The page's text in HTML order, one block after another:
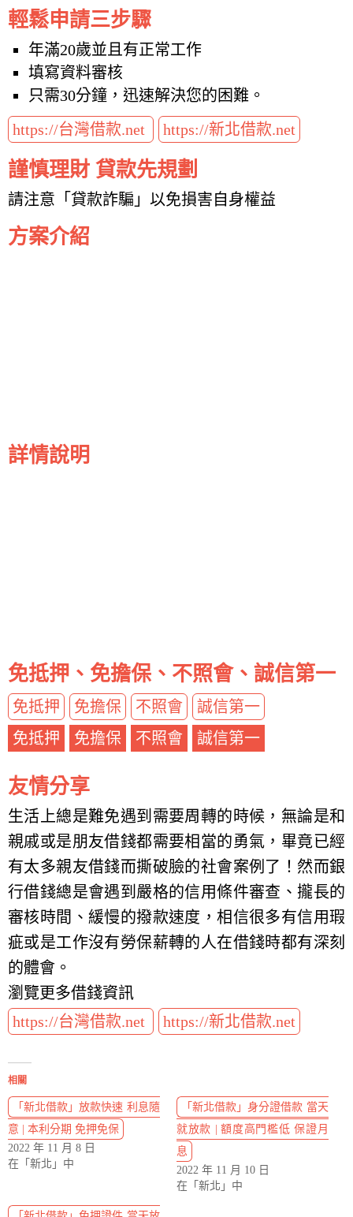
輕鬆申請三步驟
年滿20歲並且有正常工作
填寫資料審核
只需30分鐘，迅速解決您的困難。
https://台灣借款.net
https://新北借款.net
謹慎理財 貸款先規劃
請注意「貸款詐騙」以免損害自身權益
方案介紹
詳情說明
免抵押、免擔保、不照會、誠信第一
免抵押 免擔保 不照會
誠信第一
免抵押
免擔保 不照會 誠信第一
友情分享
生活上總是難免遇到需要周轉的時候，無論是和
親戚或是朋友借錢都需要相當的勇氣，畢竟已經
有太多親友借錢而撕破臉的社會案例了！然而銀
行借錢總是會遇到嚴格的信用條件審查、攏長的
審核時間、緩慢的撥款速度，相信很多有信用瑕
疵或是工作沒有勞保薪轉的人在借錢時都有深刻
的體會。
瀏覽更多借錢資訊
https://台灣借款.net
https://新北借款.net
相關
「新北借款」放款快速 利息隨
意 | 本利分期 免押免保
2022 年 11 月 8 日
在「新北」中
「新北借款」身分證借款 當天
就放款 | 額度高門檻低 保證月
息
2022 年 11 月 10 日
在「新北」中